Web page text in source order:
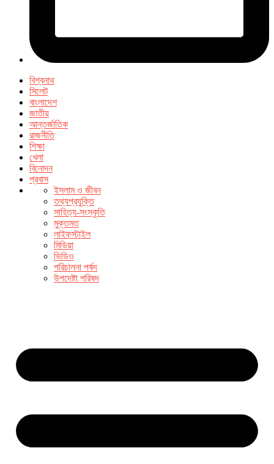
বিশ্বনাথ
সিলেট
বাংলাদেশ
জাতীয়
আন্তর্জাতিক
রাজনীতি
শিক্ষা
খেলা
বিনোদন
প্রবাস
ইসলাম ও জীবন
তথ্যপ্রযুক্তি
সাহিত্য-সংস্কৃতি
মুক্তমত
লাইফস্টাইল
মিডিয়া
ভিডিও
পরিচালনা পর্ষদ
উপদেষ্টা পরিষদ